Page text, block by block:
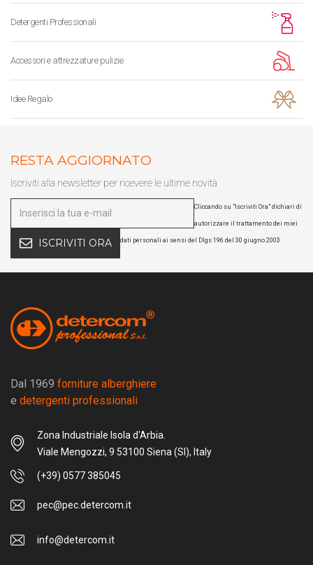
Detergenti Professionali
Accessori e attrezzature pulizie
Idee Regalo
RESTA AGGIORNATO
Iscriviti alla newsletter per ricevere le ultime novità
ISCRIVITI ORA
Cliccando su "Iscriviti Ora" dichiari di
autorizzare il trattamento dei miei
dati personali ai sensi del Dlgs 196 del 30 giugno 2003
Dal 1969 forniture alberghiere
e detergenti professionali
Zona Industriale Isola d'Arbia.
Viale Mengozzi, 9 53100 Siena (SI), Italy
(+39) 0577 385045
pec@pec.detercom.it
info@detercom.it